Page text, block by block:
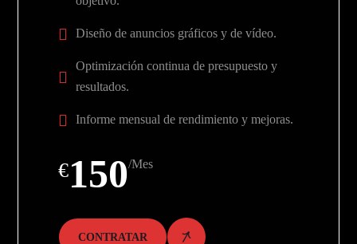
Diseño de anuncios gráficos y de vídeo.
Optimización continua de presupuesto y
resultados.
Informe mensual de rendimiento y mejoras.
€150/Mes
CONTRATAR